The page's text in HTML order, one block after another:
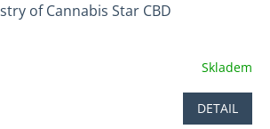
of Cannabis Star CBD
Skladem
DETAIL